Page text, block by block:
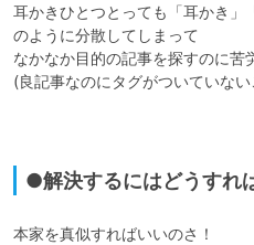
耳かきひとつとっても「耳かき」
のように分散してしまって
なかなか目的の記事を探すのに苦
(良記事なのにタグがついていな
●解決するにはどうすれ
本家を真似すればいいのさ！